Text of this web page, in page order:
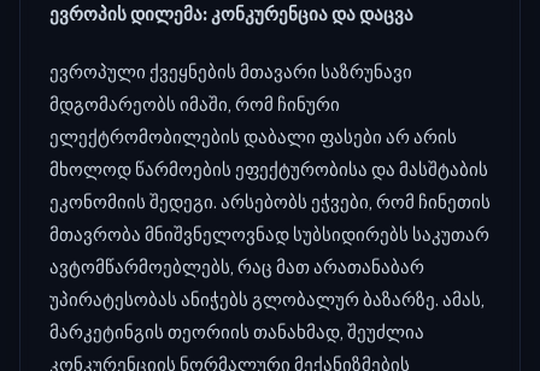
ევროპის დილემა: კონკურენცია და დაცვა
ევროპული ქვეყნების მთავარი საზრუნავი
მდგომარეობს იმაში, რომ ჩინური
ელექტრომობილების დაბალი ფასები არ არის
მხოლოდ წარმოების ეფექტურობისა და მასშტაბის
ეკონომიის შედეგი. არსებობს ეჭვები, რომ ჩინეთის
მთავრობა მნიშვნელოვნად სუბსიდირებს საკუთარ
ავტომწარმოებლებს, რაც მათ არათანაბარ
უპირატესობას ანიჭებს გლობალურ ბაზარზე. ამას,
მარკეტინგის თეორიის თანახმად, შეუძლია
კონკურენციის ნორმალური მექანიზმების